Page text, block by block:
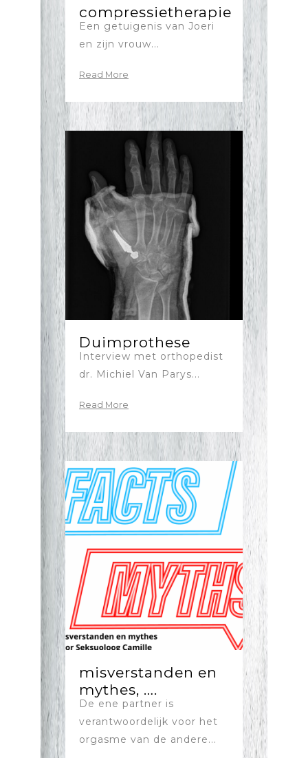
compressietherapie
Een getuigenis van Joeri
en zijn vrouw...
Read More
Duimprothese
Interview met orthopedist
dr. Michiel Van Parys...
Read More
misverstanden en
mythes, ….
De ene partner is
verantwoordelijk voor het
orgasme van de andere...